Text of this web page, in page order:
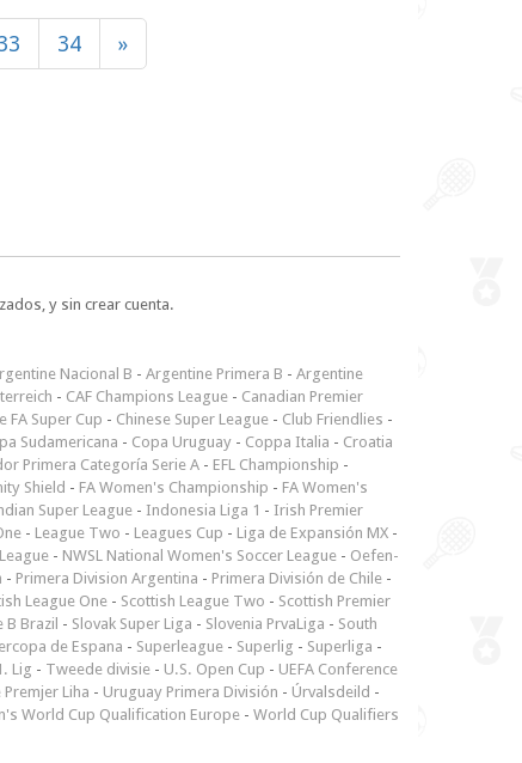
34 »
y sin crear cuenta.
Nacional B - Argentine Primera B - Argentine
- CAF Champions League - Canadian Premier
FA Super Cup - Chinese Super League - Club Friendlies -
Sudamericana - Copa Uruguay - Coppa Italia - Croatia
Primera Categoría Serie A - EFL Championship -
Shield - FA Women's Championship - FA Women's
Super League - Indonesia Liga 1 - Irish Premier
- League Two - Leagues Cup - Liga de Expansión MX -
- NWSL National Women's Soccer League - Oefen-
- Primera Division Argentina - Primera División de Chile -
League One - Scottish League Two - Scottish Premier
B Brazil - Slovak Super Liga - Slovenia PrvaLiga - South
de Espana - Superleague - Superlig - Superliga -
Lig - Tweede divisie - U.S. Open Cup - UEFA Conference
Premjer Liha - Uruguay Primera División - Úrvalsdeild -
World Cup Qualification Europe - World Cup Qualifiers